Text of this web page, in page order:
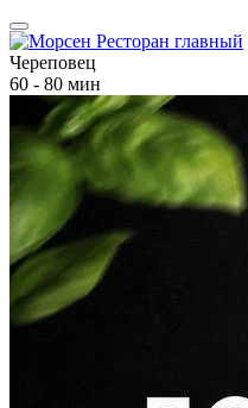
Череповец
60 - 80 мин